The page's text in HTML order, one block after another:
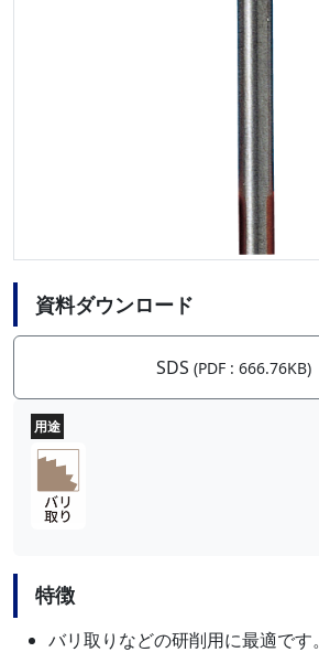
資料ダウンロード
SDS (PDF : 666.76KB)
用途
特徴
バリ取りなどの研削用に最適です。